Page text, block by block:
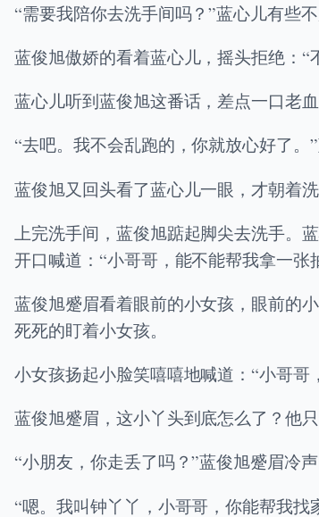
“需要我陪你去洗手间吗？”蓝心儿有些
蓝俊旭傲娇的看着蓝心儿，摇头拒绝：
蓝心儿听到蓝俊旭这番话，差点一口老
“去吧。我不会乱跑的，你就放心好了。
蓝俊旭又回头看了蓝心儿一眼，才朝着洗
上完洗手间，蓝俊旭踮起脚尖去洗手。
开口喊道：“小哥哥，能不能帮我拿一张
蓝俊旭蹙眉看着眼前的小女孩，眼前的
死死的盯着小女孩。
小女孩扬起小脸笑嘻嘻地喊道：“小哥哥
蓝俊旭蹙眉，这小丫头到底怎么了？他
“小朋友，你走丢了吗？”蓝俊旭蹙眉冷声
“嗯。我叫钟丫丫，小哥哥，你能帮我找